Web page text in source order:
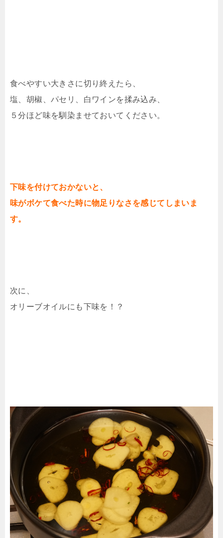
食べやすい大きさに切り終えたら、
塩、胡椒、パセリ、白ワインを揉み込み、
５分ほど味を馴染ませておいてください。
下味を付けておかないと、
味がボケて食べた時に物足りなさを感じてしまいま
す。
次に、
オリーブオイルにも下味を！？